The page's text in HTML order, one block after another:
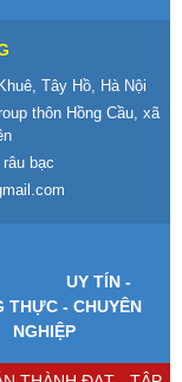
Tây Hồ, Hà Nội
thôn Hồng Cầu, xã
bạc
UY TÍN -
THỰC - CHUYÊN
NGHIỆP